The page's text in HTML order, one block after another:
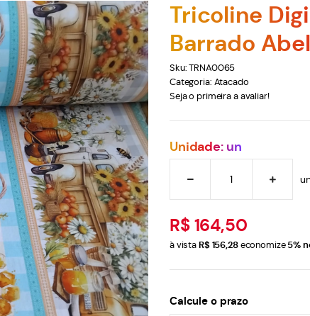
Tricoline
Barrado
Sku:TRNA0065
Categoria: Atacado
Seja o primeira a avaliar!
Unidade: un
R$ 164,50
à vistaR$ 156,28economize5%
Calcule o prazo